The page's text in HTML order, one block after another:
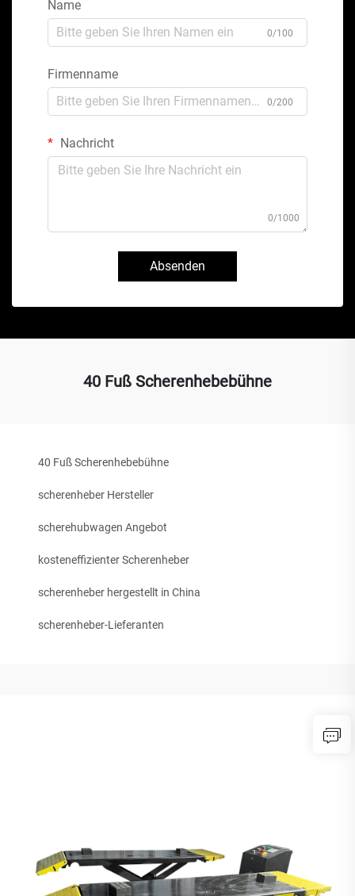
Name
0/100
Firmenname
0/200
Nachricht
0/1000
Absenden
40 Fuß Scherenhebebühne
40 Fuß Scherenhebebühne
scherenheber Hersteller
scherehubwagen Angebot
kosteneffizienter Scherenheber
scherenheber hergestellt in China
scherenheber-Lieferanten